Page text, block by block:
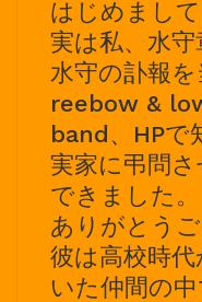
はじめまして
実は私、水守
水守の訃報を
reebow &
band、HPで
実家に弔問
できました。
ありがとう
彼は高校時
いた仲間の中